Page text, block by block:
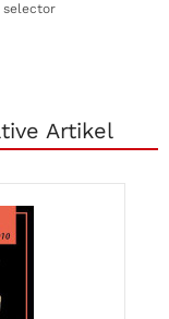
selector
Artikel